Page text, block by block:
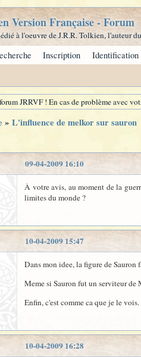
Version Française - Forum
à l'oeuvre de J.R.R. Tolkien, l'auteur du
Inscription Identification
JRRVF ! En cas de problème avec
» L'influence de melkor sur sauron
09-04-2009 16:10
À votre avis, au moment de la
limites du monde ?
10-04-2009 15:47
Dans mon idee, la figure de Sauron
Meme si Sauron fut un serviteur de
Enfin, c'est comme ca que je le
10-04-2009 16:28